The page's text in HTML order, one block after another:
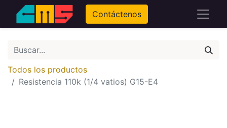
Contáctenos
Todos los productos
Resistencia 110k (1/4 vatios) G15-E4